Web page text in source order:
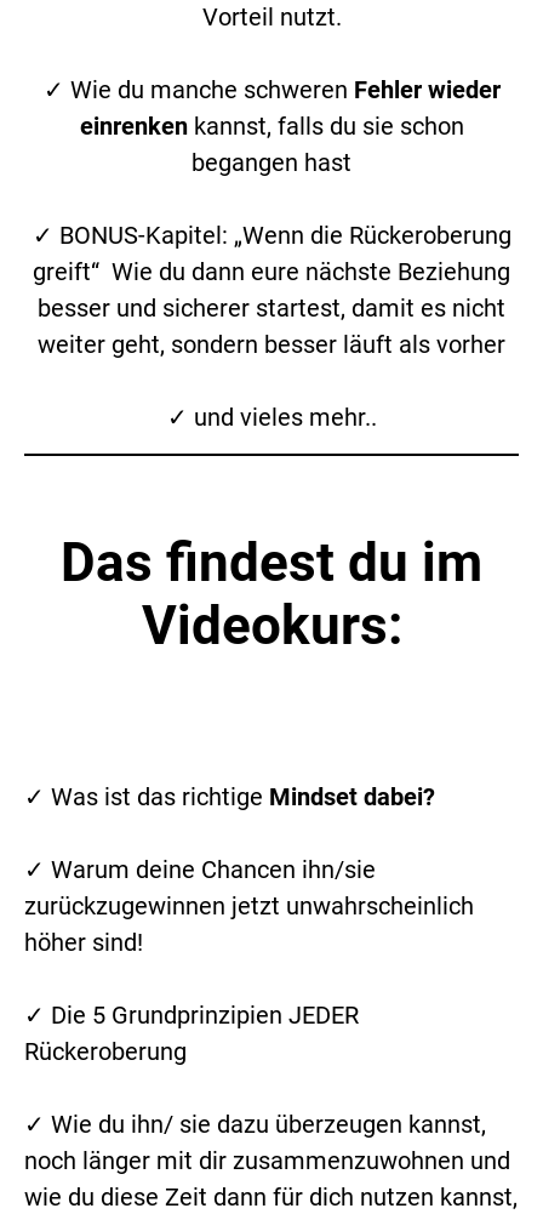
Vorteil nutzt.
✓ Wie du manche schweren Fehler wieder
einrenkenkannst, falls du sie schon
begangen hast
✓ BONUS-Kapitel: „Wenn die Rückeroberung
greift“ Wie du dann eure nächste Beziehung
besser und sicherer startest, damit es nicht
weiter geht, sondern besser läuft als vorher
✓ und vieles mehr..
Das findest du im
Videokurs:
✓ Was ist das richtige Mindset dabei?
✓ Warum deine Chancen ihn/sie
zurückzugewinnen jetzt unwahrscheinlich
höher sind!
✓ Die 5 Grundprinzipien JEDER
Rückeroberung
✓ Wie du ihn/ sie dazu überzeugen kannst,
noch länger mit dir zusammenzuwohnen und
wie du diese Zeit dann für dich nutzen kannst,